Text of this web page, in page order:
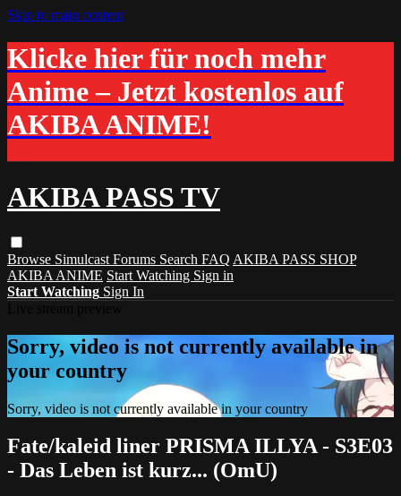
Skip to main content
Klicke hier für noch mehr
Anime – Jetzt kostenlos auf
AKIBA ANIME!
AKIBA PASS TV
Browse Simulcast Forums Search FAQ AKIBA PASS SHOP
AKIBA ANIME Start Watching Sign in
Start Watching Sign In
Sorry, video is not currently available in
your country
Sorry, video is not currently available in your country
Fate/kaleid liner PRISMA ILLYA - S3E03
- Das Leben ist kurz... (OmU)